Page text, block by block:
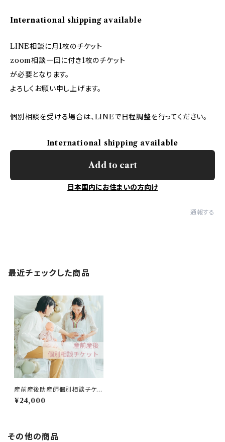
International shipping available
LINE相談に月1枚のチケット
zoom相談一回に付き1枚のチケット
が必要となります。
よろしくお願い申し上げます。
個別相談を受ける場合は、LINEで日程調整を行ってください。
International shipping available
Add to cart
日本国内にお住まいの方向け
通報する
最近チェックした商品
産前産後助産師個別相談チケッ
ト5枚
¥24,000
その他の商品